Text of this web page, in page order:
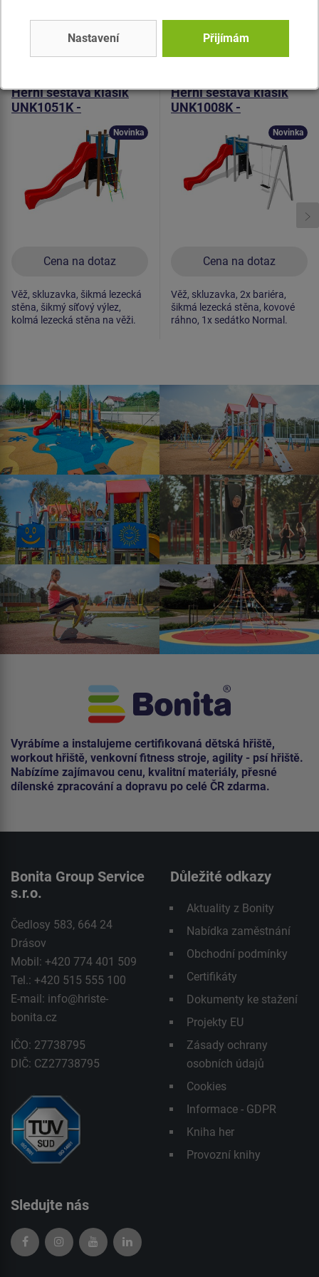
Podobné zboží
Herní sestava klasik
UNK1051K -
Cena na dotaz
Novinka
Věž, skluzavka, šikmá lezecká
stěna, šikmý síťový výlez,
kolmá lezecká stěna na věži.
Herní sestava klasik
UNK1008K -
Cena na dotaz
Novinka
Věž, skluzavka, 2x bariéra,
šikmá lezecká stěna, kovové
ráhno, 1x sedátko Normal.
Vyrábíme a instalujeme certifikovaná dětská hřiště,
workout hřiště, venkovní fitness stroje, agility - psí hřiště.
Nabízíme zajímavou cenu, kvalitní materiály, přesné
dílenské zpracování a dopravu po celé ČR zdarma.
Bonita Group Service
s.r.o.
Čedlosy 583, 664 24
Drásov
Mobil: +420 774 401 509
Tel.: +420 515 555 100
E-mail: info@hriste-
bonita.cz
IČO: 27738795
DIČ: CZ27738795
Důležité odkazy
Aktuality z Bonity
Nabídka zaměstnání
Obchodní podmínky
Certifikáty
Dokumenty ke stažení
Projekty EU
Zásady ochrany
osobních údajů
Cookies
Informace - GDPR
Kniha her
Provozní knihy
Sledujte nás
Nastavení Přijímám